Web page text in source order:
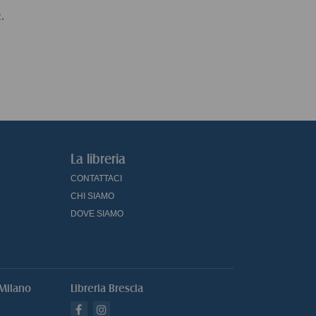
La libreria
CONTATTACI
CHI SIAMO
DOVE SIAMO
Libreria Brescia